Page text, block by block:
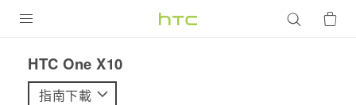
VIVE
HTC One X10‎
指南下載